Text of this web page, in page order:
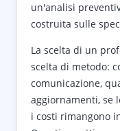
un'analisi
costruita sulle
La scelta di un
scelta di metodo:
comunicazione,
aggiornamenti, se
i costi rimangono